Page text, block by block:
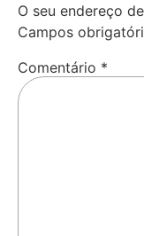
O seu endereço
Campos
Comentário *